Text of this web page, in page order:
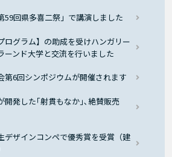
59回県多喜二祭」で講演しました
ログラム】の助成を受けハンガリー
ーンド大学と交流を行いました
第6回シンポジウムが開催されます
開発した｢射貫もなか｣､絶賛販売
デザインコンペで優秀賞を受賞（建